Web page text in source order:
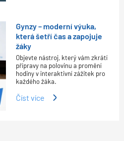
Gynzy – moderní výuka,
která šetří čas a zapojuje
žáky
Objevte nástroj, který vám zkrátí
přípravy na polovinu a promění
hodiny v interaktivní zážitek pro
každého žáka.
Číst více